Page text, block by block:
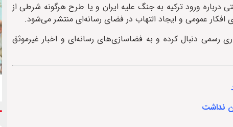
درباره ورود ترکیه به جنگ علیه ایران و یا طرح هرگونه شرطی از
عمومی و ایجاد التهاب در فضای رسانه‌ای منتشر می‌شود.
رسمی دنبال کرده و به فضاسازی‌های رسانه‌ای و اخبار غیرموثق
نداشت